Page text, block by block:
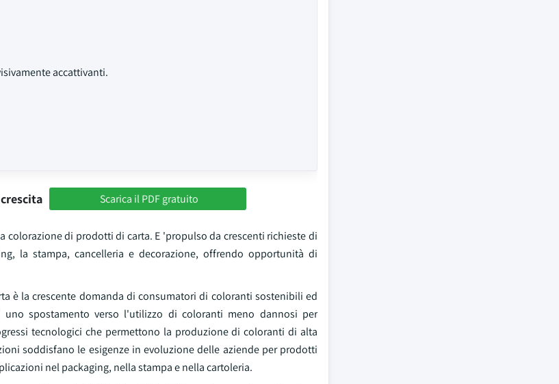
accattivanti.
Scarica il PDF gratuito
di prodotti di carta. E 'propulso da crescenti richieste di
la stampa, cancelleria e decorazione, offrendo opportunità di
è la crescente domanda di consumatori di coloranti sostenibili ed
spostamento verso l'utilizzo di coloranti meno dannosi per
tecnologici che permettono la produzione di coloranti di alta
soddisfano le esigenze in evoluzione delle aziende per prodotti
nel packaging, nella stampa e nella cartoleria.